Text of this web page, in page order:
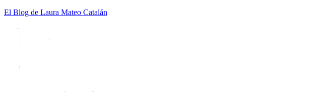
El Blog de Laura Mateo Catalán